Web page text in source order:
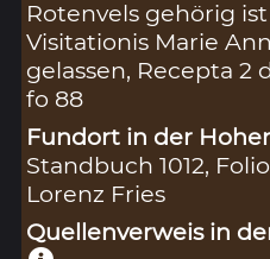
Rotenvels gehörig
Visitationis Marie
gelassen, Recepta 2
fo 88
Fundort in der
Standbuch 1012,
Lorenz Fries
Quellenverweis in